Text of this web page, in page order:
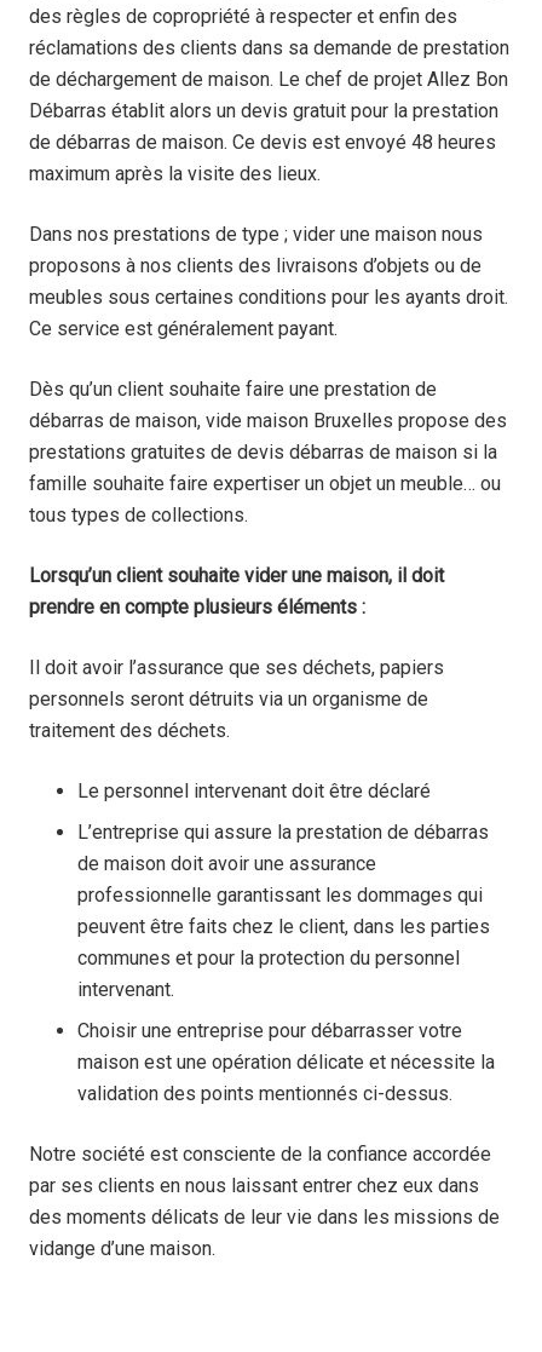
des règles de copropriété à respecter et enfin des
réclamations des clients dans sa demande de prestation
de déchargement de maison. Le chef de projet Allez Bon
Débarras établit alors un devis gratuit pour la prestation
de débarras de maison. Ce devis est envoyé 48 heures
maximum après la visite des lieux.
Dans nos prestations de type ; vider une maison nous
proposons à nos clients des livraisons d’objets ou de
meubles sous certaines conditions pour les ayants droit.
Ce service est généralement payant.
Dès qu’un client souhaite faire une prestation de
débarras de maison, vide maison Bruxelles propose des
prestations gratuites de devis débarras de maison si la
famille souhaite faire expertiser un objet un meuble… ou
tous types de collections.
Lorsqu’un client souhaite vider une maison, il doit
prendre en compte plusieurs éléments :
Il doit avoir l’assurance que ses déchets, papiers
personnels seront détruits via un organisme de
traitement des déchets.
Le personnel intervenant doit être déclaré
L’entreprise qui assure la prestation de débarras
de maison doit avoir une assurance
professionnelle garantissant les dommages qui
peuvent être faits chez le client, dans les parties
communes et pour la protection du personnel
intervenant.
Choisir une entreprise pour débarrasser votre
maison est une opération délicate et nécessite la
validation des points mentionnés ci-dessus.
Notre société est consciente de la confiance accordée
par ses clients en nous laissant entrer chez eux dans
des moments délicats de leur vie dans les missions de
vidange d’une maison.